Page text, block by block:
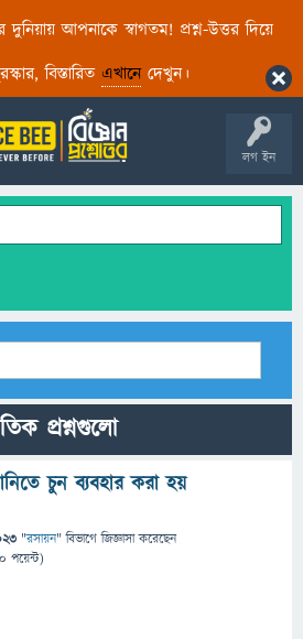
দুনিয়ায় আপনাকে স্বাগতম! প্রশ্ন-উত্তর দিয়ে
বিস্তারিত এখানেদেখুন।
লগ ইন
প্রশ্নগুলো
চুন ব্যবহার করা হয়
"রসায়ন" বিভাগে জিজ্ঞাসাকরেছেন
পয়েন্ট)